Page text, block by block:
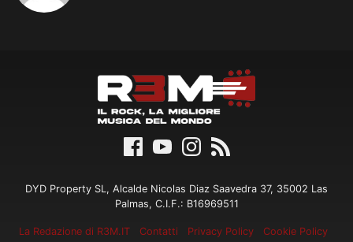
DYD Property SL, Alcalde Nicolas Diaz Saavedra 37, 35002 Las
Palmas, C.I.F.: B16969511
La Redazione di R3M.IT Contatti Privacy Policy Cookie Policy